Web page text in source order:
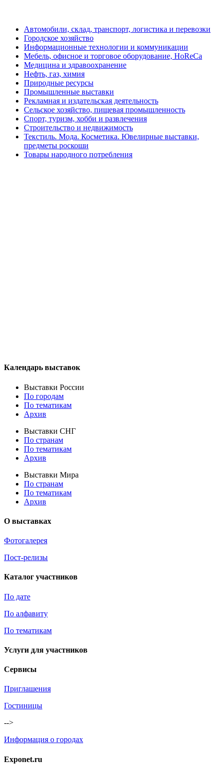
Автомобили, склад, транспорт, логистика и перевозки
Городское хозяйство
Информационные технологии и коммуникации
Мебель, офисное и торговое оборудование, HoReCa
Медицина и здравоохранение
Нефть, газ, химия
Природные ресурсы
Промышленные выставки
Рекламная и издательская деятельность
Сельское хозяйство, пищевая промышленность
Спорт, туризм, хобби и развлечения
Строительство и недвижимость
Текстиль. Мода. Косметика. Ювелирные выставки,
предметы роскоши
Товары народного потребления
Календарь выставок
Выставки России
По городам
По тематикам
Архив
Выставки СНГ
По странам
По тематикам
Архив
Выставки Мира
По странам
По тематикам
Архив
О выставках
Фотогалерея
Пост-релизы
Каталог участников
По дате
По алфавиту
По тематикам
Услуги для участников
Сервисы
Приглашения
Гостиницы
-->
Информация о городах
Exponet.ru